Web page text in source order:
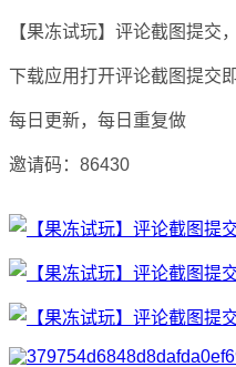
【果冻试玩】评论截图提交
下载应用打开评论截图提交
每日更新，每日重复做
邀请码：86430